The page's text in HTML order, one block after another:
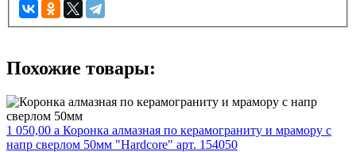
Похожие товары:
1 050,00 a Коронка алмазная по керамограниту и мрамору с
напр сверлом 50мм "Hardcore" арт. 154050